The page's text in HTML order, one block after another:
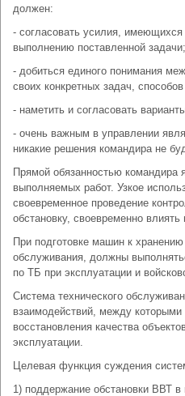
должен:
- согласовать усилия,
выполнению поставленной задачи;
- добиться единого понимания
своих конкретных задач,
- наметить и согласовать
- очень важным в управлении
никакие решения командира не
Прямой обязанностью командира
выполняемых работ. Узкое
своевременное проведение
обстановку, своевременно влиять
При подготовке машин к
обслуживания, должны
по ТБ при эксплуатации и
Система технического
взаимодействий, между
восстановления качества
эксплуатации.
Целевая функция суждения
1) поддержание обстановки ВВТ в